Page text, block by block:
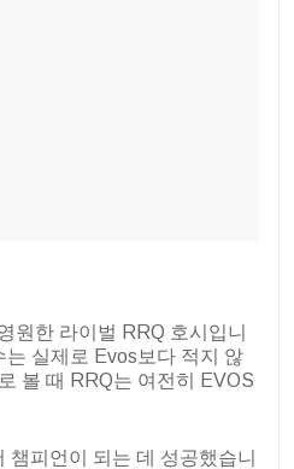
원한 라이벌 RRQ 호시입니
실제로 Evos보다 적지 않
볼 때 RRQ는 여전히 EVOS
챔피언이 되는 데 성공했습니